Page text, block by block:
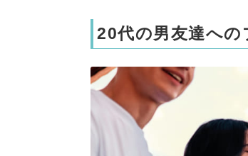
20代の男友達へ